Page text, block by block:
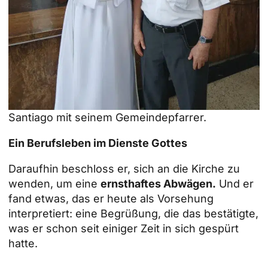
Santiago mit seinem Gemeindepfarrer.
Ein Berufsleben im Dienste Gottes
Daraufhin beschloss er, sich an die Kirche zu
wenden, um eine ernsthaftes Abwägen. Und er
fand etwas, das er heute als Vorsehung
interpretiert: eine Begrüßung, die das bestätigte,
was er schon seit einiger Zeit in sich gespürt
hatte.